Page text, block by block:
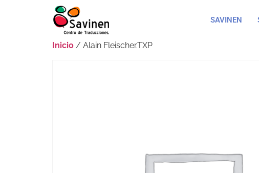
SAVINEN
Inicio / Alain Fleischer.TXP